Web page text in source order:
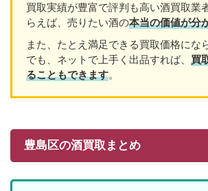
買取実績が豊富で評判も高い酒買取業
らえば、売りたい酒の本当の価値が分
また、たとえ満足できる買取価格にな
でも、ネットで上手く出品すれば、 買
ることもできます。
豊島区の酒買取まとめ